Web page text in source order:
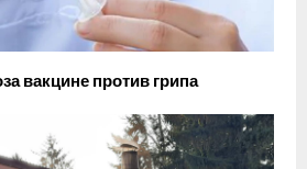
вакцине против грипа